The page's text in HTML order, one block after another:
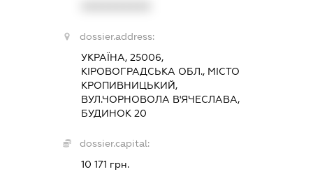
dossier.address:
УКРАЇНА, 25006,
КІРОВОГРАДСЬКА ОБЛ., МІСТО
КРОПИВНИЦЬКИЙ,
ВУЛ.ЧОРНОВОЛА В'ЯЧЕСЛАВА,
БУДИНОК 20
dossier.capital:
10 171 грн.